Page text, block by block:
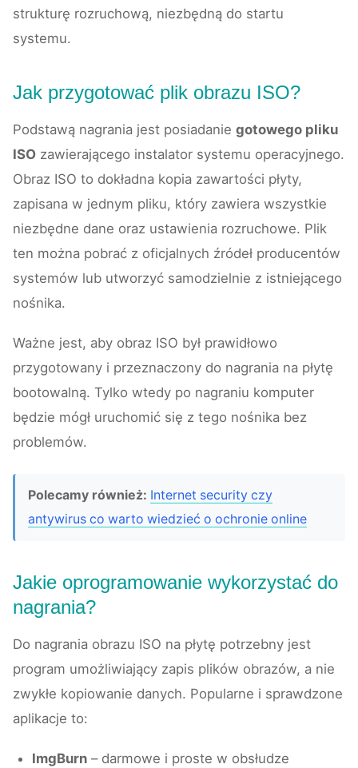
strukturę rozruchową, niezbędną do startu
systemu.
Jak przygotować plik obrazu ISO?
Podstawą nagrania jest posiadanie gotowego pliku
ISO zawierającego instalator systemu operacyjnego.
Obraz ISO to dokładna kopia zawartości płyty,
zapisana w jednym pliku, który zawiera wszystkie
niezbędne dane oraz ustawienia rozruchowe. Plik
ten można pobrać z oficjalnych źródeł producentów
systemów lub utworzyć samodzielnie z istniejącego
nośnika.
Ważne jest, aby obraz ISO był prawidłowo
przygotowany i przeznaczony do nagrania na płytę
bootowalną. Tylko wtedy po nagraniu komputer
będzie mógł uruchomić się z tego nośnika bez
problemów.
Polecamy również: Internet security czy
antywirus co warto wiedzieć o ochronie online
Jakie oprogramowanie wykorzystać do
nagrania?
Do nagrania obrazu ISO na płytę potrzebny jest
program umożliwiający zapis plików obrazów, a nie
zwykłe kopiowanie danych. Popularne i sprawdzone
aplikacje to:
ImgBurn – darmowe i proste w obsłudze